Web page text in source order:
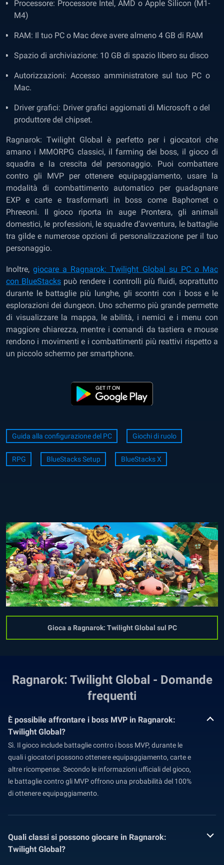
Processore: Processore Intel, AMD o Apple Silicon (M1-
M4)
RAM: Il tuo PC o Mac deve avere almeno 4 GB di RAM
Spazio di archiviazione: 10 GB di spazio libero su disco
Autorizzazioni: Accesso amministratore sul tuo PC o
Mac.
Driver grafici: Driver grafici aggiornati di Microsoft o del
produttore del chipset.
Ragnarok: Twilight Global è perfetto per i giocatori che
amano i MMORPG classici, il farming dei boss, il gioco di
squadra e la crescita del personaggio. Puoi combattere
contro gli MVP per ottenere equipaggiamento, usare la
modalità di combattimento automatico per guadagnare
EXP e carte e trasformarti in boss come Baphomet o
Phreeoni. Il gioco riporta in auge Prontera, gli animali
domestici, le professioni, le squadre d’avventura, le battaglie
tra gilde e numerose opzioni di personalizzazione per il tuo
personaggio.
Inoltre,giocare a Ragnarok: Twilight Global su PC o Mac
con BlueStacks può rendere i controlli più fluidi, soprattutto
durante le battaglie più lunghe, gli scontri con i boss e le
esplorazioni dei dungeon. Uno schermo più grande permette
di visualizzare la mappa, le abilità, i nemici e i menu con
maggiore chiarezza, mentre i comandi da tastiera e mouse
rendono i movimenti e i combattimenti più reattivi rispetto a
un piccolo schermo per smartphone.
Guida alla configurazione del PC Giochi di ruolo
RPG BlueStacks Setup BlueStacks X
Gioca a Ragnarok: Twilight Global sul PC
Ragnarok: Twilight Global - Domande
frequenti
È possibile affrontare i boss MVP in Ragnarok:
Twilight Global?
Sì. Il gioco include battaglie contro i boss MVP, durante le
quali i giocatori possono ottenere equipaggiamento, carte e
altre ricompense. Secondo le informazioni ufficiali del gioco,
le battaglie contro gli MVP offrono una probabilità del 100%
di ottenere equipaggiamento.
Quali classi si possono giocare in Ragnarok:
Twilight Global?